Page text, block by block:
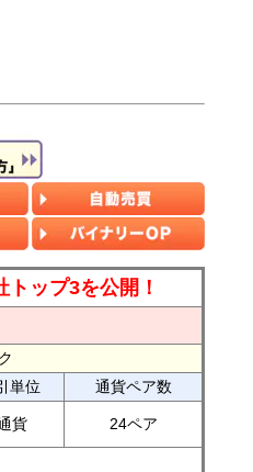
ップ3を公開！
単位
通貨ペア数
貨 24ペア